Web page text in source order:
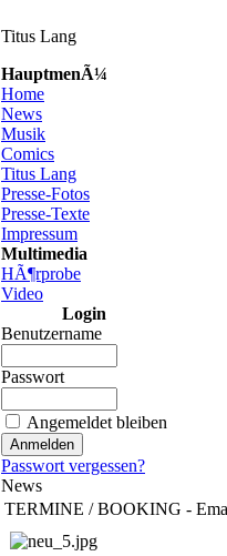
Titus Lang
HauptmenÃ¼
Home
News
Musik
Comics
Titus Lang
Presse-Fotos
Presse-Texte
Impressum
Multimedia
HÃ¶rprobe
Video
Login
Benutzername
Passwort
Angemeldet bleiben
Passwort vergessen?
News
TERMINE / BOOKING -